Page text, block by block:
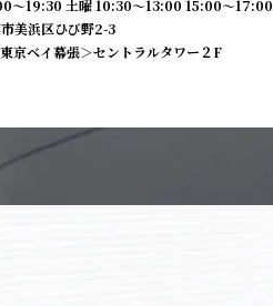
〜19:30 土曜 10:30〜13:00 15:00〜17:00
美浜区ひび野2-3
京ベイ幕張＞セントラルタワー２F